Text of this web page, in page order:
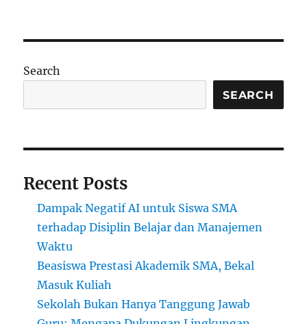
Jalan
Kesuksesan
Search
SEARCH
Recent Posts
Dampak Negatif AI untuk Siswa SMA
terhadap Disiplin Belajar dan Manajemen
Waktu
Beasiswa Prestasi Akademik SMA, Bekal
Masuk Kuliah
Sekolah Bukan Hanya Tanggung Jawab